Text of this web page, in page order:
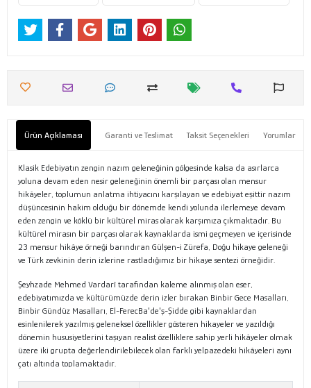
Ürün Açıklaması Garanti ve Teslimat Taksit Seçenekleri Yorumlar
Klasik Edebiyatın zengin nazım geleneğinin gölgesinde kalsa da asırlarca
yoluna devam eden nesir geleneğinin önemli bir parçası olan mensur
hikâyeler, toplumun anlatma ihtiyacını karşılayan ve edebiyat eşittir nazım
düşüncesinin hakim olduğu bir dönemde kendi yolunda ilerlemeye devam
eden zengin ve köklü bir kültürel miras olarak karşımıza çıkmaktadır. Bu
kültürel mirasın bir parçası olarak kaynaklarda ismi geçmeyen ve içerisinde
23 mensur hikâye örneği barındıran Gülşen-i Zürefa, Doğu hikaye geleneği
ve Türk zevkinin derin izlerine rastladığımız bir hikaye sentezi örneğidir.
Şeyhzade Mehmed Vardarî tarafından kaleme alınmış olan eser,
edebiyatımızda ve kültürümüzde derin izler bırakan Binbir Gece Masalları,
Binbir Gündüz Masalları, El-FerecBa'de'ş-Şidde gibi kaynaklardan
esinlenilerek yazılmış geleneksel özellikler gösteren hikayeler ve yazıldığı
dönemin hususiyetlerini taşıyan realist özelliklere sahip yerli hikâyeler olmak
üzere iki grupta değerlendirilebilecek olan farklı yelpazedeki hikâyeleri aynı
çatı altında toplamaktadır.